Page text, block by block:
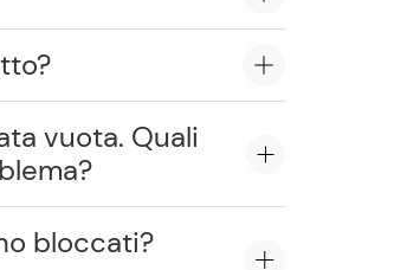
vuota. Quali
bloccati?